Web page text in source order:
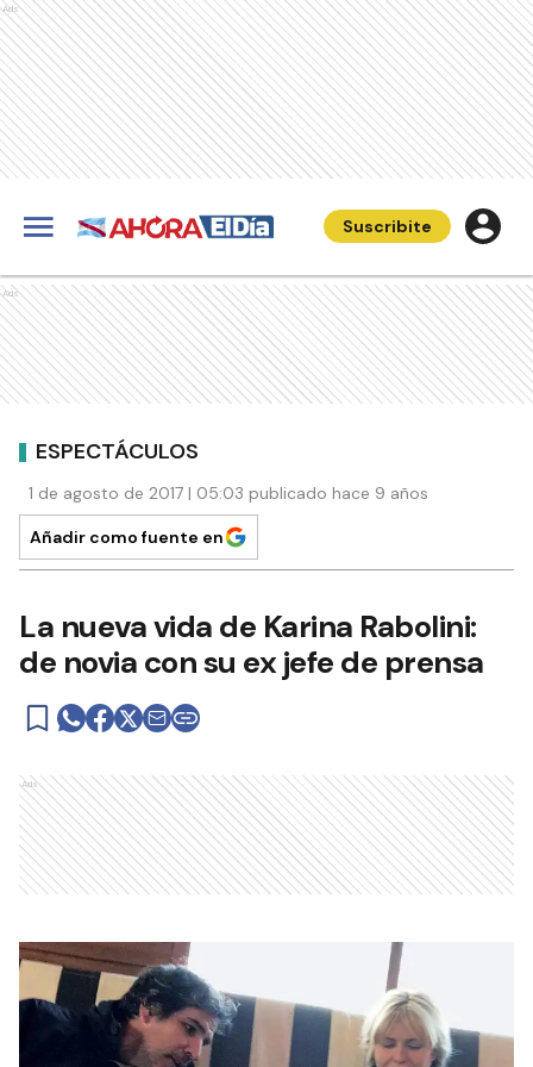
Ads
Suscribite
Ads
ESPECTÁCULOS
1 de agosto de 2017 | 05:03 publicado hace 9 años
Añadir como fuente en
La nueva vida de Karina Rabolini:
de novia con su ex jefe de prensa
Ads